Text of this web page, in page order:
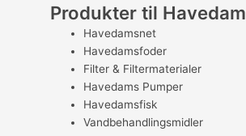
Produkter til Havedam
Havedamsnet
Havedamsfoder
Filter & Filtermaterialer
Havedams Pumper
Havedamsfisk
Vandbehandlingsmidler